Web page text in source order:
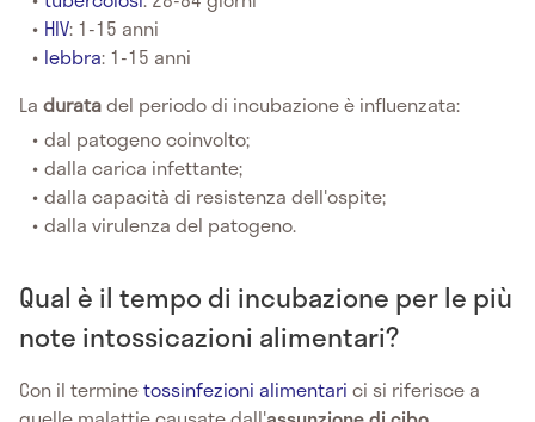
HIV: 1-15 anni
lebbra: 1-15 anni
La duratadel periodo di incubazioneè influenzata:
dal patogeno coinvolto;
dalla carica infettante;
dalla capacità di resistenza dell'ospite;
dalla virulenza del patogeno.
Qual è il tempo di incubazione per le più
note intossicazioni alimentari?
Con il terminetossinfezioni alimentari ci si riferisce a